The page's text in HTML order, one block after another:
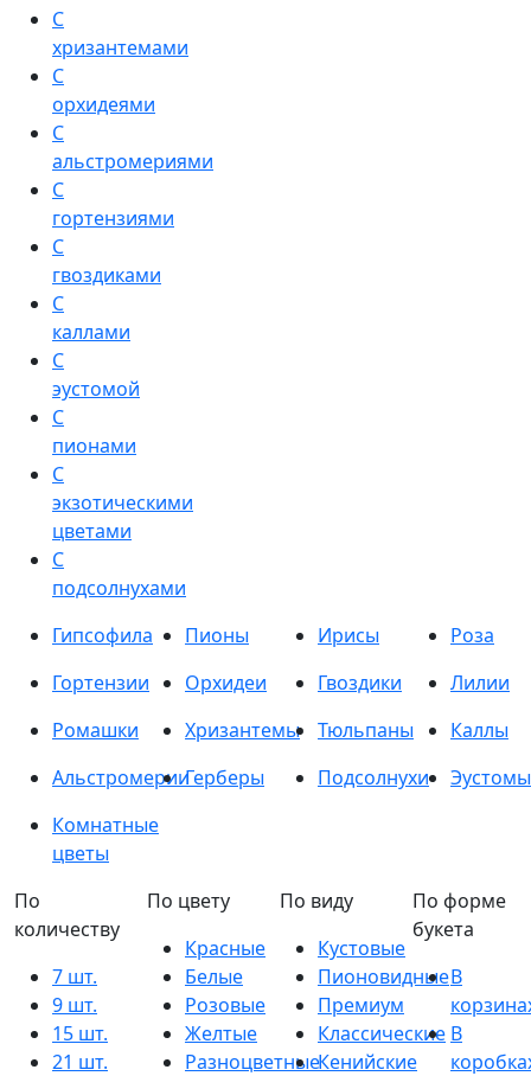
С
хризантемами
С
орхидеями
С
альстромериями
С
гортензиями
С
гвоздиками
С
каллами
С
эустомой
С
пионами
С
экзотическими
цветами
С
подсолнухами
Гипсофила
Пионы Ирисы
Роза
Гортензии
Орхидеи Гвоздики
Лилии
Ромашки
Хризантемы Тюльпаны
Каллы
АльстромерииГерберы Подсолнухи
Эустомы
Комнатные
цветы
По
количеству
7 шт.
9 шт.
15 шт.
21 шт.
По цвету
Красные
Белые
Розовые
Желтые
Разноцветные
По виду
Кустовые
Пионовидные
Премиум
Классические
Кенийские
По форме
букета
В
В